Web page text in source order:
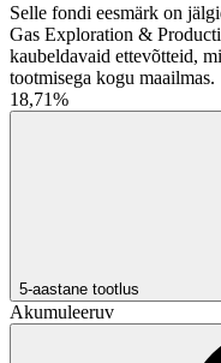
Selle fondi eesmärk on
Gas Exploration &
kaubeldavaid ettevõtteid,
tootmisega kogu maailmas.
18,71%
5-aastane tootlus
Akumuleeruv